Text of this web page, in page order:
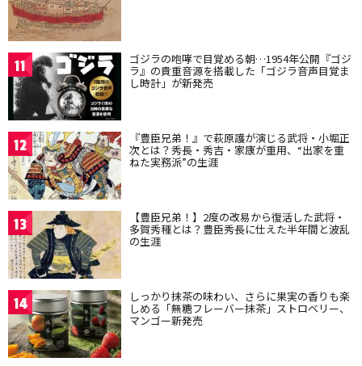
11 ゴジラの咆哮で目覚める朝…1954年公開『ゴジ
ラ』の貴重音源を搭載した「ゴジラ音声目覚ま
し時計」が新発売
12 『豊臣兄弟！』で萩原護が演じる武将・小堀正
次とは？秀長・秀吉・家康が重用、“出家を重
ねた実務派”の生涯
13 【豊臣兄弟！】2度の改易から復活した武将・
多賀秀種とは？豊臣秀長に仕えた半年間と波乱
の生涯
14 しっかり抹茶の味わい、さらに果実の香りも楽
しめる「無糖フレーバー抹茶」ストロベリー、
マンゴー新発売